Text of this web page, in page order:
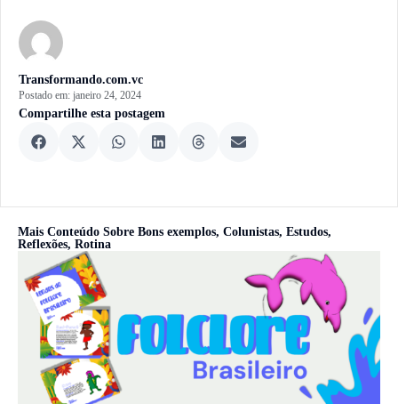
Transformando.com.vc
Postado em: janeiro 24, 2024
Compartilhe esta postagem
Mais Conteúdo Sobre Bons exemplos, Colunistas, Estudos,
Reflexões, Rotina